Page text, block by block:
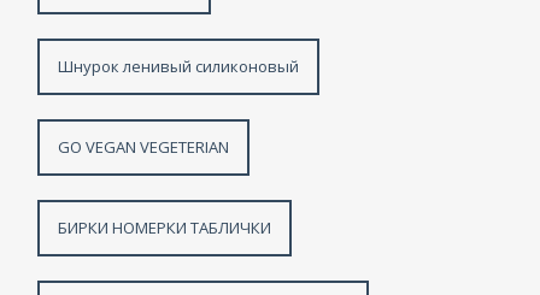
Шнурок ленивый силиконовый
GO VEGAN VEGETERIAN
БИРКИ НОМЕРКИ ТАБЛИЧКИ